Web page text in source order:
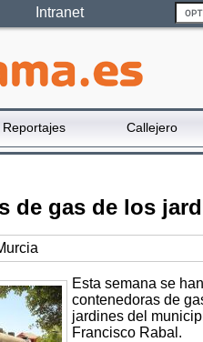
Intranet
Reportajes Callejero
de gas de los
Esta semana se
contenedoras de
jardines del
Francisco Rabal.